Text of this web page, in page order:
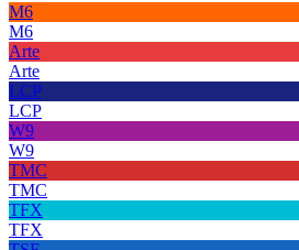
M6
M6
Arte
Arte
LCP
LCP
W9
W9
TMC
TMC
TFX
TFX